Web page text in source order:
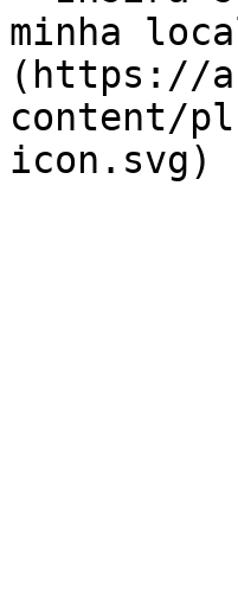
minha
(https://
content/
icon.svg)